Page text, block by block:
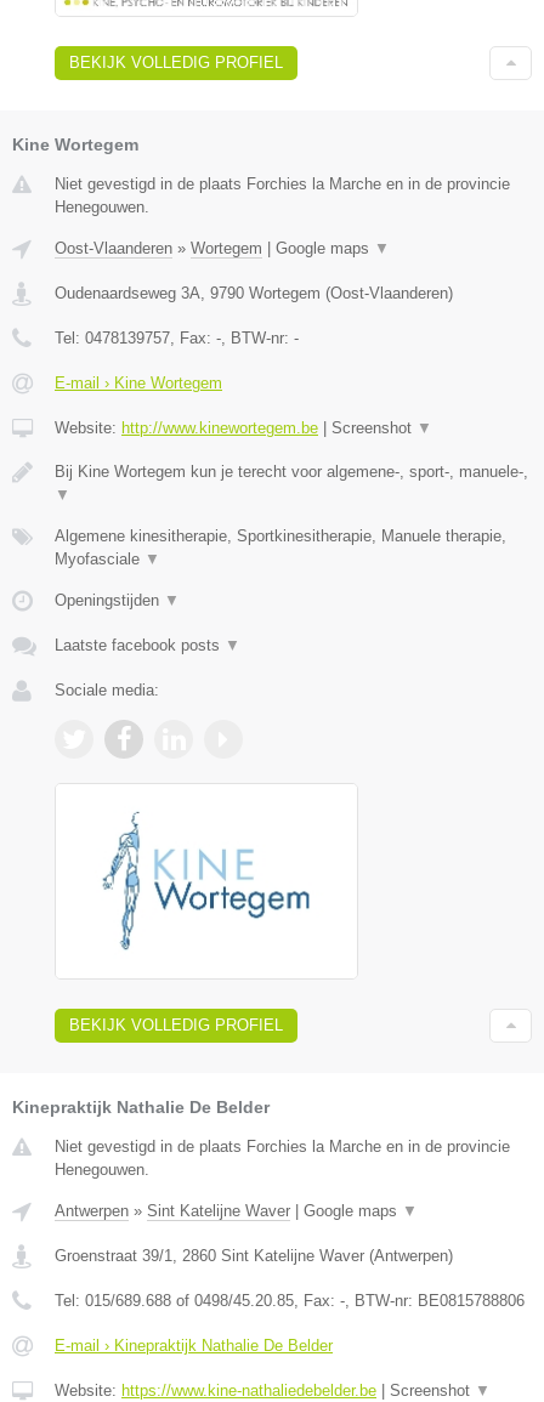
BEKIJK VOLLEDIG PROFIEL
Kine Wortegem
Niet gevestigd in de plaats Forchies la Marche en in de provincie
Henegouwen.
Oost-Vlaanderen » Wortegem Google maps ▼
Oudenaardseweg 3A, 9790 Wortegem (Oost-Vlaanderen)
Tel: 0478139757, Fax: -, BTW-nr: -
E-mail › Kine Wortegem
Website: http://www.kinewortegem.be Screenshot ▼
Bij Kine Wortegem kun je terecht voor algemene-, sport-, manuele-,
▼
Algemene kinesitherapie, Sportkinesitherapie, Manuele therapie,
Myofasciale ▼
Openingstijden ▼
Laatste facebook posts ▼
Sociale media:
BEKIJK VOLLEDIG PROFIEL
Kinepraktijk Nathalie De Belder
Niet gevestigd in de plaats Forchies la Marche en in de provincie
Henegouwen.
Antwerpen » Sint Katelijne Waver Google maps ▼
Groenstraat 39/1 2860 Sint Katelijne Waver (Antwerpen)
Tel: 015/689.688 of 0498/45.20.85 , Fax: - , BTW-nr: BE0815788806
E-mail › Kinepraktijk Nathalie De Belder
Website: https://www.kine-nathaliedebelder.be Screenshot ▼